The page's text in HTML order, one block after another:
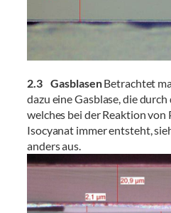
2.3 GasblasenBetrachtet
dazu eine Gasblase, die
welches bei der Reaktion
Isocyanat immer entsteht,
anders aus.